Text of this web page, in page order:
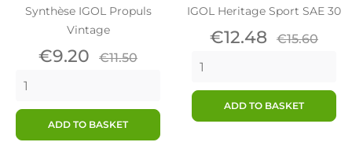
Synthèse IGOL Propuls
Vintage
Price
€9.20 Regular
€11.50
ADD TO BASKET
IGOL Heritage Sport SAE 30
Price
€12.48 Regular
€15.60
ADD TO BASKET